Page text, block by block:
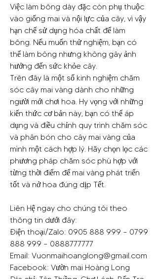
Việc làm bông dày đặc còn phụ thuộc
vào giống mai và nội lực của cây, vì vậy
hạn chế sử dụng hóa chất để làm
bông. Nếu muốn thử nghiệm, bạn có
thể làm bông nhưng không gây ảnh
hưởng đến sức khỏe cây.
Trên đây là một số kinh nghiệm chăm
sóc cây mai vàng dành cho những
người mới chơi hoa. Hy vọng với những
kiến thức cơ bản này, bạn có thể áp
dụng và điều chỉnh quy trình chăm sóc
và phân bón cho cây mai vàng của
mình một cách hợp lý. Hãy chọn lọc các
phương pháp chăm sóc phù hợp với
từng thời điểm để mai vàng phát triển
tốt và nở hoa đúng dịp Tết.
Liên Hệ ngay cho chúng tôi theo
thông tin dưới đây:
Điện thoại/Zalo: 0905 888 999 – 0799
888 999 – 0888777777
Email: Vuonmaihoanglong@gmail.com
Facebook: Vườn mai Hoàng Long